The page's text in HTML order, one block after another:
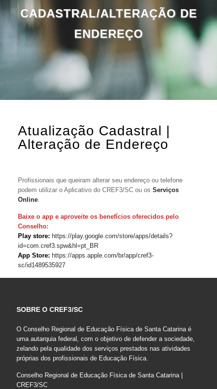
CADASTRAL/ALTERAÇÃO DE
ENDEREÇO
Atualização Cadastral |
Alteração de Endereço
Profissionais que queiram alterar seu endereço ou telefone
podem utilizar o Aplicativo do CREF3/SC ou osServiços
Online.
Baixe o app e aproveite os benefícios oferecidos pelo
Conselho:
Play store: https://play.google.com/store/apps/details?
id=com.cref3.spw&hl=pt_BR
App Store: https://apps.apple.com/br/app/cref3-
sc/id1489535927
SOBRE O CREF3/SC
O Conselho Regional de Educação Física de Santa Catarina é
uma autarquia federal, com o objetivo de defender a sociedade,
zelando pela qualidade dos serviços prestados nas atividades
próprias dos profissionais de Educação Física.
Conselho Regional de Educação Física de Santa Catarina |
CREF3/SC